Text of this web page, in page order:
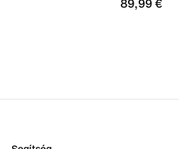
89,99
89,99 €